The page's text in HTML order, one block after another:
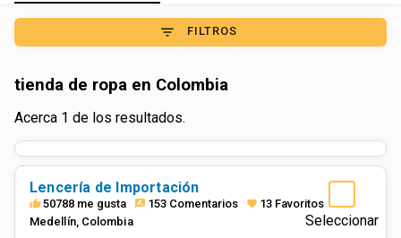
filter_list FILTROS
tienda de ropa en Colombia
Acerca 1 de los resultados.
Seleccionar
Lencería de Importación
thumb_up50788 me gusta rate_review 153 Comentarios favorite 13 Favoritos
Medellín, Colombia